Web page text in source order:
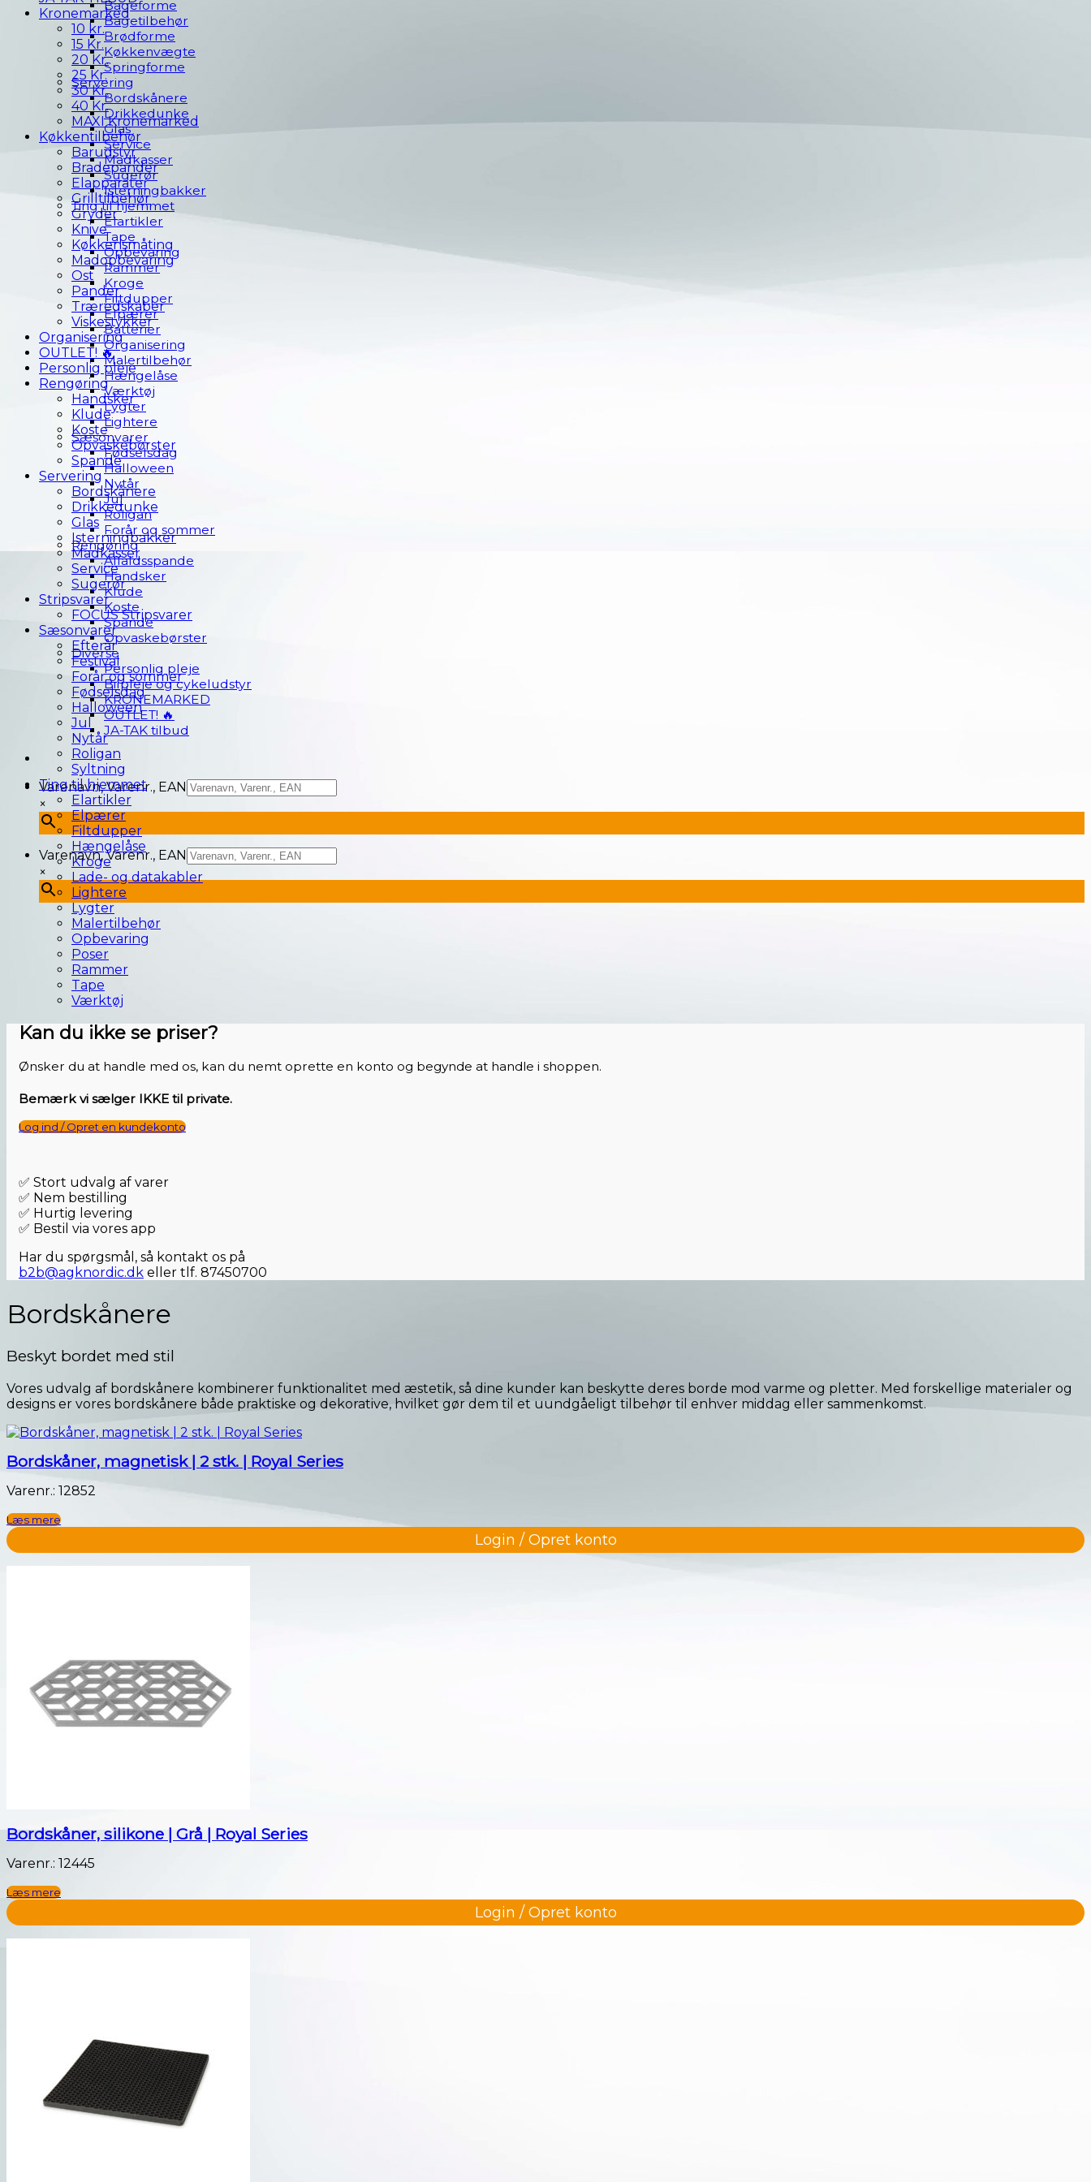
Bageforme
Bagetilbehør
Brødforme
Køkkenvægte
Springforme
Servering
Bordskånere
Drikkedunke
Glas
Service
Madkasser
Sugerør
Isterningbakker
Ting til hjemmet
Elartikler
Tape
Opbevaring
Rammer
Kroge
Filtdupper
Elpærer
Batterier
Organisering
Malertilbehør
Hængelåse
Værktøj
Lygter
Lightere
Sæsonvarer
Fødselsdag
Halloween
Nytår
Jul
Roligan
Forår og sommer
Rengøring
Affaldsspande
Handsker
Klude
Koste
Spande
Opvaskebørster
Diverse
Personlig pleje
Bilpleje og cykeludstyr
KRONEMARKED
OUTLET! 🔥
JA-TAK tilbud
Varenavn, Varenr., EAN
×
Varenavn, Varenr., EAN
×
Kronemarked
10 kr.
15 Kr.
20 Kr.
25 Kr.
30 Kr.
40 Kr.
MAXI Kronemarked
Køkkentilbehør
Barudstyr
Bradepander
Elapparater
Grilltilbehør
Gryder
Knive
Køkkensmåting
Madopbevaring
Ost
Pander
Træredskaber
Viskestykker
Organisering
OUTLET! 🔥
Personlig pleje
Rengøring
Handsker
Klude
Koste
Opvaskebørster
Spande
Servering
Bordskånere
Drikkedunke
Glas
Isterningbakker
Madkasser
Service
Sugerør
Stripsvarer
FOCUS Stripsvarer
Sæsonvarer
Efterår
Festival
Forår og sommer
Fødselsdag
Halloween
Jul
Nytår
Roligan
Syltning
Ting til hjemmet
Elartikler
Elpærer
Filtdupper
Hængelåse
Kroge
Lade- og datakabler
Lightere
Lygter
Malertilbehør
Opbevaring
Poser
Rammer
Tape
Værktøj
Kan du ikke se priser?
Ønsker du at handle med os, kan du nemt oprette en konto og begynde at handle i shoppen.
Bemærk vi sælger IKKE til private.
Log ind / Opret en kundekonto
✅ Stort udvalg af varer
✅ Nem bestilling
✅ Hurtig levering
✅ Bestil via vores app
Har du spørgsmål, så kontakt os på
b2b@agknordic.dk eller tlf. 87450700
Bordskånere
Beskyt bordet med stil
Vores udvalg af bordskånere kombinerer funktionalitet med æstetik, så dine kunder kan beskytte deres borde mod varme og pletter. Med forskellige materialer og
designs er vores bordskånere både praktiske og dekorative, hvilket gør dem til et uundgåeligt tilbehør til enhver middag eller sammenkomst.
Bordskåner, magnetisk | 2 stk. | Royal Series
Varenr.: 12852
Læs mere
Login / Opret konto
Bordskåner, silikone | Grå | Royal Series
Varenr.: 12445
Læs mere
Login / Opret konto